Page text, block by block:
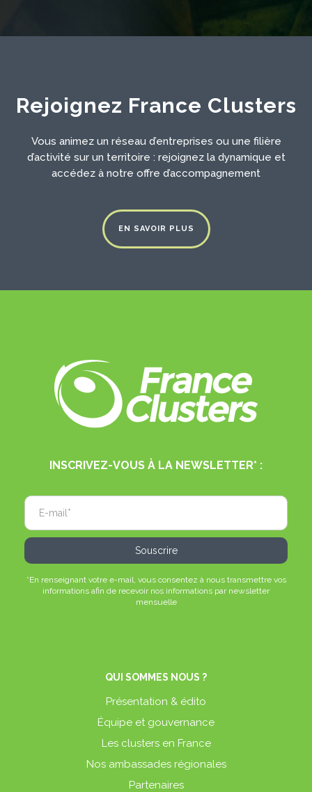
Rejoignez France Clusters
Vous animez un réseau d’entreprises ou une filière
d’activité sur un territoire : rejoignez la dynamique et
accédez à notre offre d’accompagnement
EN SAVOIR PLUS
INSCRIVEZ-VOUS À LA NEWSLETTER* :
*En renseignant votre e-mail, vous consentez à nous transmettre vos
informations afin de recevoir nos informations par newsletter
mensuelle
QUI SOMMES NOUS ?
Présentation & édito
Équipe et gouvernance
Les clusters en France
Nos ambassades régionales
Partenaires